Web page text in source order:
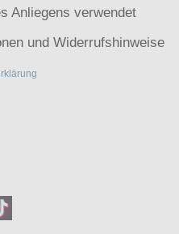
Anliegens verwendet
und Widerrufshinweise